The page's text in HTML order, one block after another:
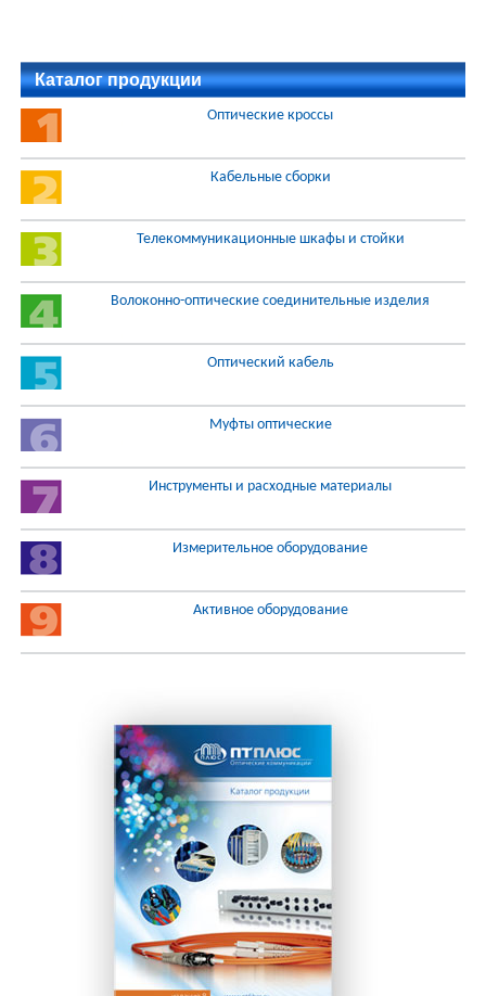
Каталог продукции
Оптические кроссы
Кабельные сборки
Телекоммуникационные шкафы и стойки
Волоконно-оптические соединительные изделия
Оптический кабель
Муфты оптические
Инструменты и расходные материалы
Измерительное оборудование
Активное оборудование